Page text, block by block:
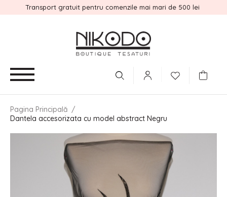
Transport gratuit pentru comenzile mai mari de 500 lei
Pagina Principală /
Dantela accesorizata cu model abstract Negru